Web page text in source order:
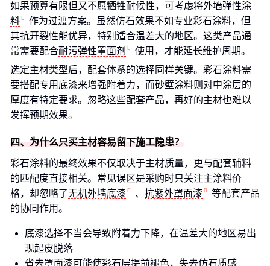
如果预算有限但又不愿牺牲耐候性，可考虑将外墙弹性涂
料
作为过渡方案。虽然仿石效果不如专业彩石涂料，但
其抗开裂性能优异，特别适合温差大的地区。这类产品通
常需要配合耐污弹性罩面剂
使用，才能延长维护周期。
选定主材类型后，配套体系的选择同样关键。彩石涂料需
要搭配专用底漆来增强附着力，而砂壁涂料则对中涂层的
厚度有特定要求。忽略这些配套产品，再好的主材也难以
发挥预期效果。
四、为什么只买主材容易留下施工隐患？
彩石涂料的最终效果不仅取决于主材质量，更与配套辅料
的匹配度直接相关。常见误区是采购时只关注主涂料价
格，却忽略了无机外墙底漆 、 抗紫外罩面漆
等配套产品
的协同作用。
底漆选择不当会导致附着力下降，在温差大的地区易出
现起皮脱落
省去罩面漆可能使彩石层提前褪色，失去仿石质感